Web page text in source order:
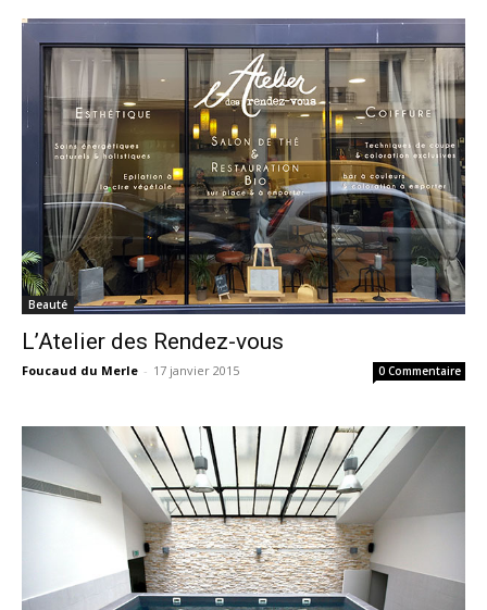
Beauté
L’Atelier des Rendez-vous
Foucaud du Merle - 17 janvier 2015 0 Commentaire